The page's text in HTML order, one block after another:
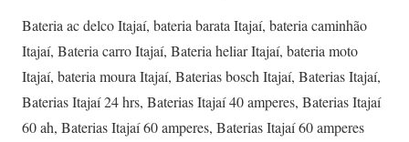
Bateria ac delco Itajaí, bateria barata Itajaí, bateria caminhão
Itajaí, Bateria carro Itajaí, Bateria heliar Itajaí, bateria moto
Itajaí, bateria moura Itajaí, Baterias bosch Itajaí, Baterias Itajaí,
Baterias Itajaí 24 hrs, Baterias Itajaí 40 amperes, Baterias Itajaí
60 ah, Baterias Itajaí 60 amperes, Baterias Itajaí 60 amperes